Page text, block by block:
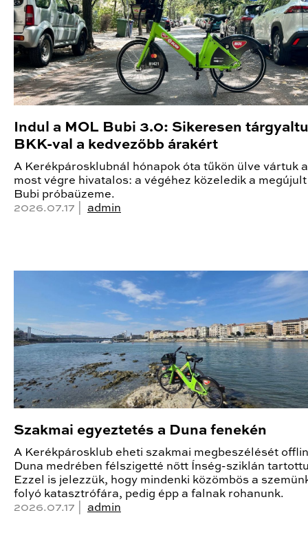
Indul a MOL Bubi 3.0: Sikeresen
BKK-val a kedvezőbb árakért
A Kerékpárosklubnál hónapok óta tűkön ülve vártuk
most végre hivatalos: a végéhez közeledik a
Bubi próbaüzeme.
2026.07.17 | admin
Szakmai egyeztetés a Duna fenekén
A Kerékpárosklub eheti szakmai megbeszélését
Duna medrében félszigetté nőtt Ínség-sziklán
Ezzel is jelezzük, hogy mindenki közömbös a
folyó katasztrófára, pedig épp a falnak rohanunk.
2026.07.17 | admin